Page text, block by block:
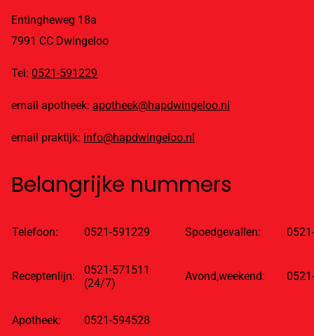
Entingheweg 18a
7991 CC Dwingeloo
Tel: 0521-591229
email apotheek: apotheek@hapdwingeloo.nl
email praktijk: info@hapdwingeloo.nl
Belangrijke nummers
Telefoon: 0521-591229 Spoedgevallen:
Receptenlijn:
0521-571511
(24/7)
Avond,weekend:
Apotheek: 0521-594528